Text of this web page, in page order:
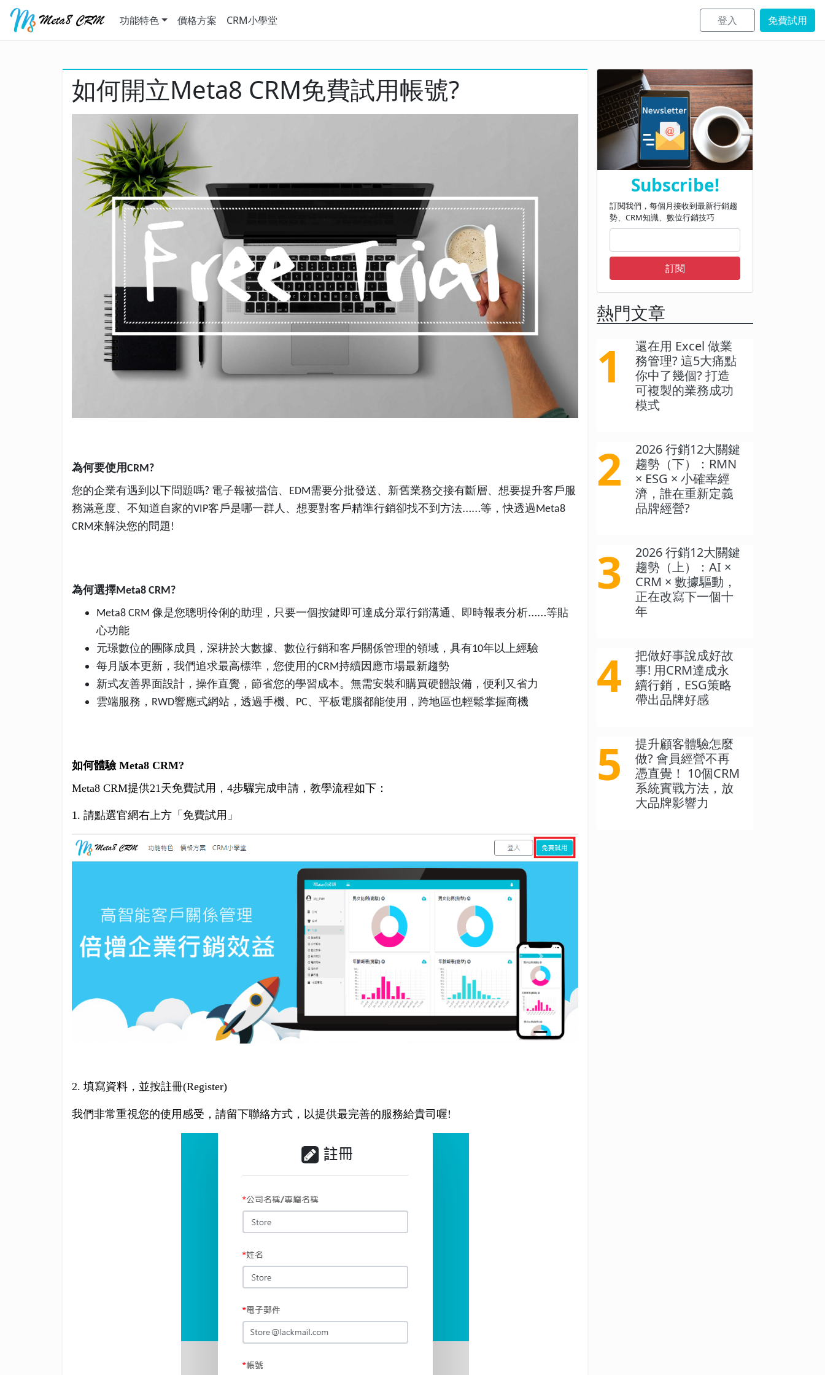
功能特色 價格方案 CRM小學堂 登入 免費試用
如何開立Meta8 CRM免費試用帳號?
為何要使用CRM?
您的企業有遇到以下問題嗎? 電子報被擋信、 EDM需要分批發送、新舊業務交接有斷層、想要提升客戶服
務滿意度、不知道自家的VIP客戶是哪一群人、想要對客戶精準行銷卻找不到方法……等，快透過Meta8
CRM來解決您的問題 !
為何選擇Meta8 CRM?
Meta8 CRM 像是您聰明伶俐的助理，只要一個按鍵即可達成分眾行銷溝通、即時報表分析……等貼
心功能
元璟數位的團隊成員，深耕於大數據、數位行銷和客戶關係管理的領域，具有10年以上經驗
每月版本更新，我們追求最高標準，您使用的CRM持續因應市場最新趨勢
新式友善界面設計，操作直覺，節省您的學習成本。無需安裝和購買硬體設備，便利又省力
雲端服務， RWD響應式網站，透過手機、 PC、平板電腦都能使用，跨地區也輕鬆掌握商機
如何體驗 Meta8 CRM?
Meta8 CRM提供21天免費試用，4步驟完成申請，教學流程如下：
1. 請點選官網右上方「免費試用」
2. 填寫資料，並按註冊(Register)
我們非常重視您的使用感受，請留下聯絡方式，以提供最完善的服務給貴司喔!
Subscribe!
訂閱我們，每個月接收到最新行銷趨
勢、CRM知識、數位行銷技巧
訂閱
熱門文章
1
還在用 Excel 做業
務管理? 這5大痛點
你中了幾個? 打造
可複製的業務成功
模式
2
2026 行銷12大關鍵
趨勢（下）：RMN
× ESG × 小確幸經
濟，誰在重新定義
品牌經營?
3
2026 行銷12大關鍵
趨勢（上）：AI ×
CRM × 數據驅動，
正在改寫下一個十
年
4
把做好事說成好故
事! 用CRM達成永
續行銷，ESG策略
帶出品牌好感
5
提升顧客體驗怎麼
做? 會員經營不再
憑直覺！ 10個CRM
系統實戰方法，放
大品牌影響力